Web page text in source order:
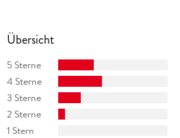
Übersicht
5 Sterne
4 Sterne
3 Sterne
2 Sterne
1 Stern